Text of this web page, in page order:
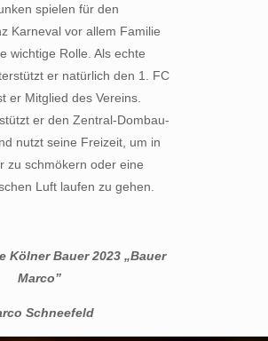
spielen für den
Karneval vor allem Familie
wichtige Rolle. Als echte
er natürlich den 1. FC
er Mitglied des Vereins.
er den Zentral-Dombau-
nutzt seine Freizeit, um in
zu schmökern oder eine
Luft laufen zu gehen.
Kölner Bauer 2023 „Bauer
Marco”
Schneefeld